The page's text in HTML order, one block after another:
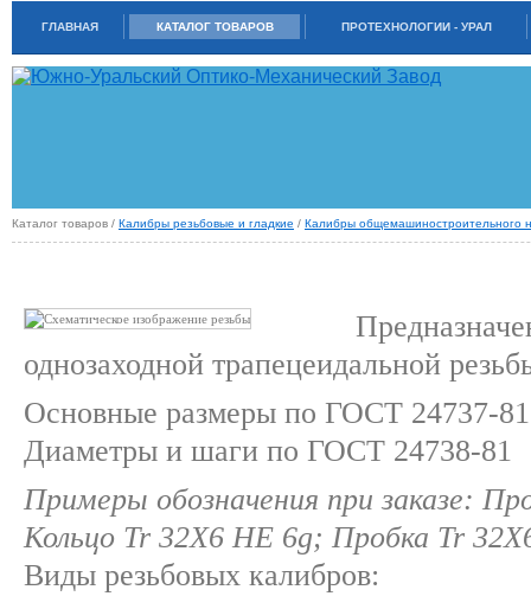
ГЛАВНАЯ КАТАЛОГ ТОВАРОВ ПРОТЕХНОЛОГИИ - УРАЛ
Каталог товаров / Калибры резьбовые и гладкие / Калибры общемашиностроительного
однозаходной трапецеидальной
Основные размеры по ГОСТ 24737-81
Диаметры и шаги по ГОСТ 24738-81
Примеры обозначения при заказе:
Кольцо Tr 32Х6 НЕ 6g; Пробка Tr
Виды резьбовых калибров: